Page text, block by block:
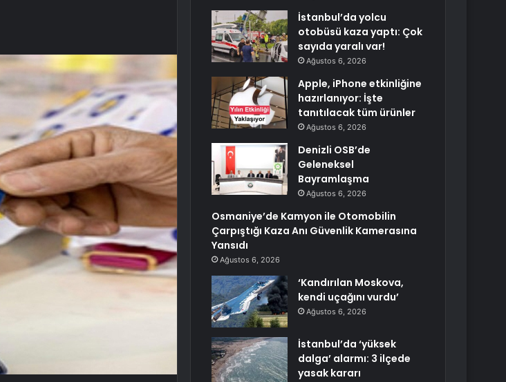
İstanbul’da yolcu
otobüsü kaza yaptı: Çok
sayıda yaralı var!
Ağustos 6, 2026
Apple, iPhone etkinliğine
hazırlanıyor: İşte
tanıtılacak tüm ürünler
Ağustos 6, 2026
Denizli OSB’de
Geleneksel
Bayramlaşma
Ağustos 6, 2026
Osmaniye’de Kamyon ile Otomobilin
Çarpıştığı Kaza Anı Güvenlik Kamerasına
Yansıdı
Ağustos 6, 2026
‘Kandırılan Moskova,
kendi uçağını vurdu’
Ağustos 6, 2026
İstanbul’da ‘yüksek
dalga’ alarmı: 3 ilçede
yasak kararı